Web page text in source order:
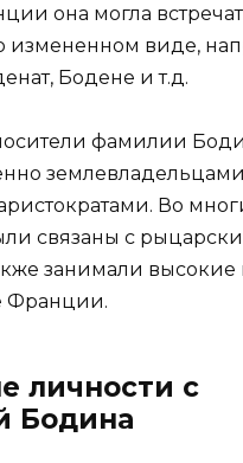
она могла
измененном виде,
Бодене и т.д.
фамилии
Во
связаны с
занимали высокие
Франции.
личности с
Бодина